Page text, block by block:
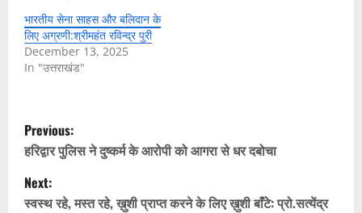
भारतीय सेना साहस और बलिदान के
लिए अग्रणी:श्रीमहंत रविन्द्र पुरी
December 13, 2025
In "उत्तराखंड"
P
o
s
Previous:
हरिद्वार पुलिस ने दुष्कर्म के आरोपी को आगरा से धर दबोचा
Next:
स्वस्थ रहे, मस्त रहे, ख़ुशी प्राप्त करने के लिए ख़ुशी बाँटे: प्रो.सत्येंद्र